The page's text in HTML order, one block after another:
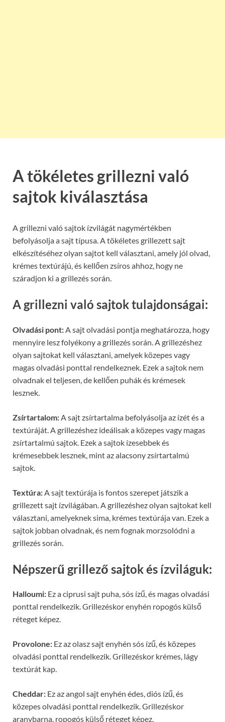
A tökéletes grillezni való
sajtok kiválasztása
A grillezni való sajtok ízvilágát nagymértékben
befolyásolja a sajt típusa. A tökéletes grillezett sajt
elkészítéséhez olyan sajtot kell választani, amely jól olvad,
krémes textúrájú, és kellően zsíros ahhoz, hogy ne
száradjon ki a grillezés során.
A grillezni való sajtok tulajdonságai:
Olvadási pont: A sajt olvadási pontja meghatározza, hogy
mennyire lesz folyékony a grillezés során. A grillezéshez
olyan sajtokat kell választani, amelyek közepes vagy
magas olvadási ponttal rendelkeznek. Ezek a sajtok nem
olvadnak el teljesen, de kellően puhák és krémesek
lesznek.
Zsírtartalom: A sajt zsírtartalma befolyásolja az ízét és a
textúráját. A grillezéshez ideálisak a közepes vagy magas
zsírtartalmú sajtok. Ezek a sajtok ízesebbek és
krémesebbek lesznek, mint az alacsony zsírtartalmú
sajtok.
Textúra: A sajt textúrája is fontos szerepet játszik a
grillezett sajt ízvilágában. A grillezéshez olyan sajtokat kell
választani, amelyeknek sima, krémes textúrája van. Ezek a
sajtok jobban olvadnak, és nem fognak morzsolódni a
grillezés során.
Népszerű grillező sajtok és ízviláguk:
Halloumi: Ez a ciprusi sajt puha, sós ízű, és magas olvadási
ponttal rendelkezik. Grillezéskor enyhén ropogós külső
réteget képez.
Provolone: Ez az olasz sajt enyhén sós ízű, és közepes
olvadási ponttal rendelkezik. Grillezéskor krémes, lágy
textúrát kap.
Cheddar: Ez az angol sajt enyhén édes, diós ízű, és
közepes olvadási ponttal rendelkezik. Grillezéskor
aranybarna, ropogós külső réteget képez.